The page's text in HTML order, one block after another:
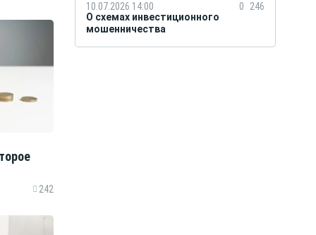
242
10.07.2026 14:00 0
246
О схемах инвестиционного
мошенничества